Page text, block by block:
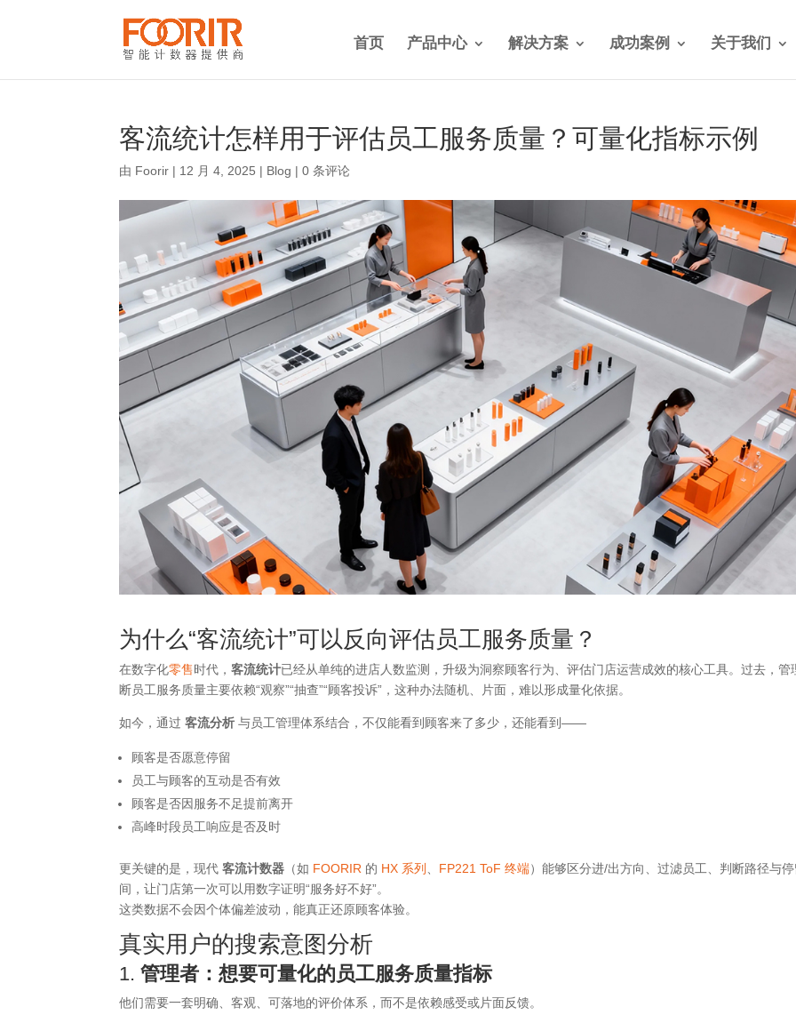
首页 产品中心 解决方案 成功案例 关于我们
客流统计怎样用于评估员工服务质量？可量化指标示例
由 Foorir | 12 月 4, 2025 | Blog |0 条评论
为什么“客流统计”可以反向评估员工服务质量？
在数字化零售时代，客流统计已经从单纯的进店人数监测，升级为洞察顾客行为、评估门店运营成效的核心工具。过去，管
断员工服务质量主要依赖“观察”“抽查”“顾客投诉”，这种办法随机、片面，难以形成量化依据。
如今，通过客流分析 与员工管理体系结合，不仅能看到顾客来了多少，还能看到——
顾客是否愿意停留
员工与顾客的互动是否有效
顾客是否因服务不足提前离开
高峰时段员工响应是否及时
更关键的是，现代客流计数器 （如 FOORIR 的 HX 系列 、 FP221 ToF 终端）能够区分进/出方向、过滤员工、判断路径与
间，让门店第一次可以用数字证明“服务好不好”。
这类数据不会因个体偏差波动，能真正还原顾客体验。
真实用户的搜索意图分析
1.管理者：想要可量化的员工服务质量指标
他们需要一套明确、客观、可落地的评价体系，而不是依赖感受或片面反馈。